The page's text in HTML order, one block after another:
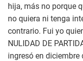
hija, más no porque
no quiera ni tenga
contrario. Fui yo
NULIDAD DE
ingresó en diciembre